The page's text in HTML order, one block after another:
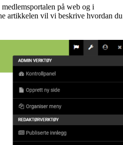
på web og i
artikkelen vil vi beskrive hvordan du